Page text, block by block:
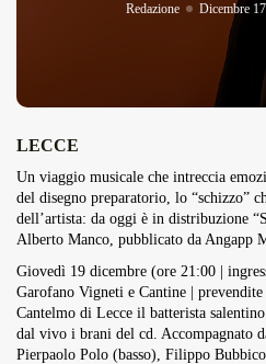
Tarantarte Al
Redazione Dicembre
LECCE
Un viaggio musicale che intreccia
del disegno preparatorio, lo “schizzo”
dell’artista: da oggi è in distribuzione “
Alberto Manco, pubblicato da Angapp
Giovedì 19 dicembre (ore 21:00 |
Garofano Vigneti e Cantine |
Cantelmo di Lecce il batterista
dal vivo i brani del cd. Accompagnato
Pierpaolo Polo (basso), Filippo